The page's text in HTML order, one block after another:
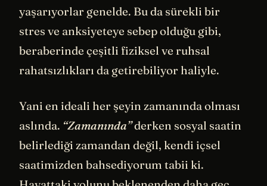
yaşarıyorlar genelde. Bu da sürekli bir
stres ve anksiyeteye sebep olduğu gibi,
beraberinde çeşitli fiziksel ve ruhsal
rahatsızlıkları da getirebiliyor haliyle.
Yani en ideali her şeyin zamanında olması
aslında. “Zamanında”derken sosyal saatin
belirlediği zamandan değil, kendi içsel
saatimizden bahsediyorum tabii ki.